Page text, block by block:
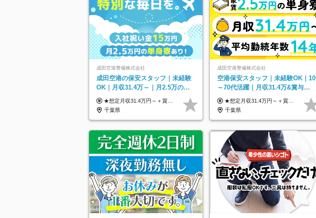
成田空港警備株式会社
成田空港の保安スタッフ｜未経験
OK｜月収31.4万～｜月2.5万の単
身寮｜住宅手当&家族手当｜入社
祝い金15万
★想定月収31.4万円～＋賞与年2回（59万円以上） ★入社お祝い金15万円支給 ★水道+光熱費無料の家賃がリーズナブルな社員寮(単身寮)あり！ ★住宅手当&家族手当あり 月給24万5000円以上(基本給21万1000円＋業務別手当35,000円)＋賞与年2回（賞与支給額：59万円以上を想定）＋残業代全額 ※みなし残業なし！残業代は全額支給します。 ※資格手当・深夜手当など、様々な手当をご用意しています。 ※入社お祝い金は１か月経過後、3ヶ月経過後、6ヶ月経過後に各5万円ずつ給与に加算して支給いたします。 ※指定の検定資格をお持ちの方には別途手当を支給します。入社後に取得した場合は給与に加算し支給します。 ・施設警備 1級7,000円 2級4,000円 ・交通誘導 1級7,000円 2級4,000円 ・雑踏警備 1級7,000円 2級4,000円 など
千葉県
成田空港警備株式会社
空港保安スタッフ｜未経験OK｜10
～70代活躍｜月収31.4万&賞与年2
回｜家族・住宅手当｜光熱費0円の
単身寮
★想定月収31.4万円～＋賞与年2回（59万円以上） ★入社お祝い金15万円支給 ★水道+光熱費無料の家賃がリーズナブルな社員寮(単身寮)あり！ 月給24万5000円以上(基本給21万1000円＋業務別手当35,000円)＋賞与年2回（賞与支給額：59万円以上を想定）＋残業代全額 ※みなし残業なし！残業代は全額支給します。 ※資格手当・深夜手当など、様々な手当をご用意しています。 ※入社お祝い金は１か月経過後、3ヶ月経過後、6ヶ月経過後に各5万円ずつ給与に加算して支給いたします。 ※指定の検定資格をお持ちの方には別途手当を支給します。入社後に取得した場合は給与に加算し支給します。 ・施設警備 1級7,000円 2級4,000円 ・交通誘導 1級7,000円 2級4,000円 ・雑踏警備 1級7,000円 2級4,000円 など
千葉県